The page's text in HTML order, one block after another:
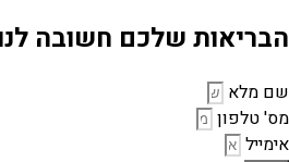
הבריאות שלכם חשובה
שם מלא
מס' טלפון
אימייל